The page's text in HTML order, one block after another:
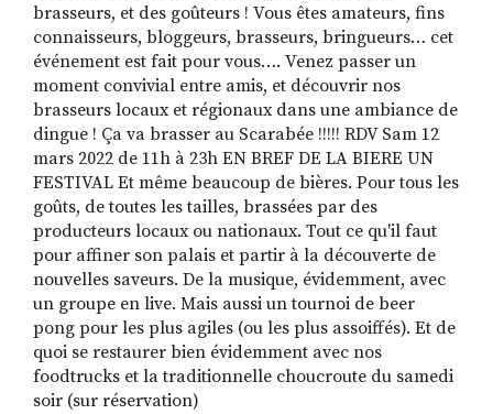
S'INSCRIRE À LA NEWSLETTER
FACEBOOKINSTAGRAM
LINKEDINYOUTUBE
brasseurs, et des goûteurs ! Vous êtes amateurs, fins
connaisseurs, bloggeurs, brasseurs, bringueurs… cet
événement est fait pour vous…. Venez passer un
moment convivial entre amis, et découvrir nos
brasseurs locaux et régionaux dans une ambiance de
dingue ! Ça va brasser au Scarabée !!!!! RDV Sam 12
mars 2022 de 11h à 23h EN BREF DE LA BIERE UN
FESTIVAL Et même beaucoup de bières. Pour tous les
goûts, de toutes les tailles, brassées par des
producteurs locaux ou nationaux. Tout ce qu'il faut
pour affiner son palais et partir à la découverte de
nouvelles saveurs. De la musique, évidemment, avec
un groupe en live. Mais aussi un tournoi de beer
pong pour les plus agiles (ou les plus assoiffés). Et de
quoi se restaurer bien évidemment avec nos
foodtrucks et la traditionnelle choucroute du samedi
soir (sur réservation)